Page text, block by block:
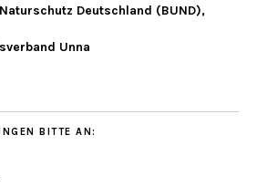
Deutschland (BUND),
Unna
BITTE AN: